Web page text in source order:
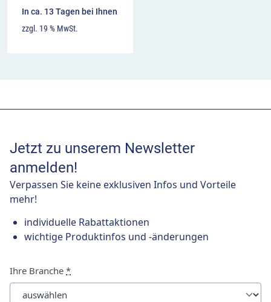
In ca. 13 Tagen bei Ihnen
zzgl. 19 % MwSt.
Jetzt zu unserem Newsletter
anmelden!
Verpassen Sie keine exklusiven Infos und Vorteile
mehr!
individuelle Rabattaktionen
wichtige Produktinfos und -änderungen
Ihre Branche *